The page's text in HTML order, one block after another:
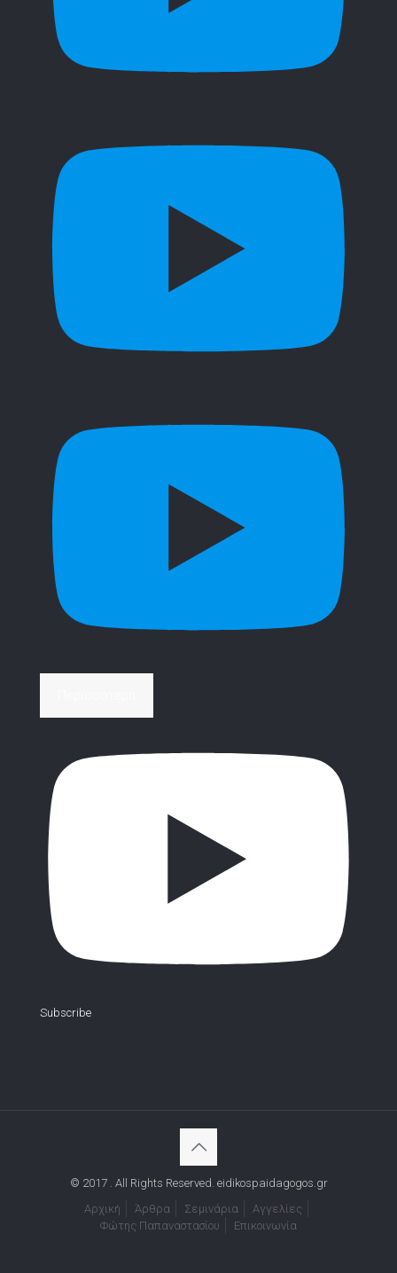
Subscribe
© 2017 . All Rights Reserved. eidikospaidagogos.gr
Αρχική
Άρθρα Σεμινάρια
Αγγελίες
Φώτης Παπαναστασίου
Επικοινωνία